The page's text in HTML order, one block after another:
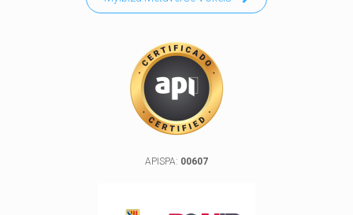
APISPA: 00607